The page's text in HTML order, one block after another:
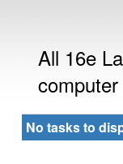
All 16e
No tasks to